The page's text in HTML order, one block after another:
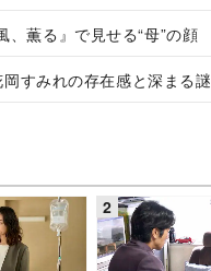
、薫る』で見せる“母”の顔
岡すみれの存在感と深まる謎